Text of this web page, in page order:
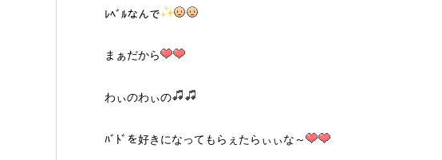
ﾚﾍﾞﾙなんで
まぁだから
わぃのわぃの
ﾊﾞﾄﾞを好きになってもらぇたらぃぃな～